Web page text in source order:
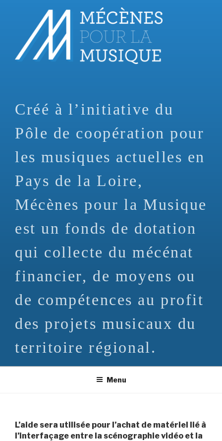
principal
Créé à l’initiative du
Pôle de coopération pour
les musiques actuelles en
Pays de la Loire,
Mécènes pour la Musique
est un fonds de dotation
qui collecte du mécénat
financier, de moyens ou
de compétences au profit
des projets musicaux du
territoire régional.
Menu
L’aide sera utilisée pour l’achat de matériel lié à
l’interfaçage entre la scénographie vidéo et la